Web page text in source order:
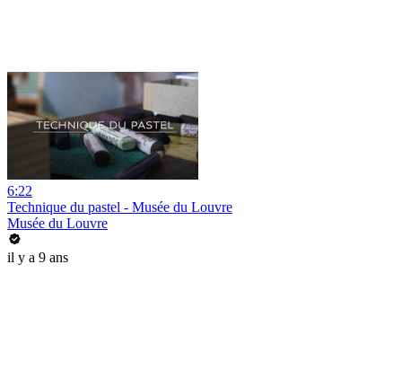
6:22
Technique du pastel - Musée du Louvre
Musée du Louvre
il y a 9 ans